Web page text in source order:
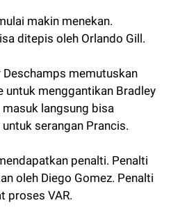
makin menekan.
ditepis oleh Orlando Gill.
Deschamps memutuskan
untuk menggantikan Bradley
masuk langsung bisa
serangan Prancis.
penalti. Penalti
oleh Diego Gomez. Penalti
proses VAR.